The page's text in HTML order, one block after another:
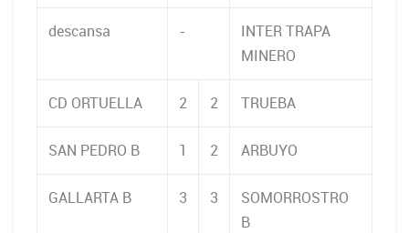
descansa -
INTER TRAPA
MINERO
CD ORTUELLA 2 2 TRUEBA
SAN PEDRO B 1 2 ARBUYO
GALLARTA B 3 3
SOMORROSTRO
B